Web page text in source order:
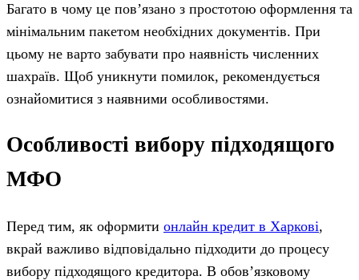
Багато в чому це пов’язано з простотою оформлення та
мінімальним пакетом необхідних документів. При
цьому не варто забувати про наявність численних
шахраїв. Щоб уникнути помилок, рекомендується
ознайомитися з наявними особливостями.
Особливості вибору підходящого
МФО
Перед тим, як оформити онлайн кредит в Харкові,
вкрай важливо відповідально підходити до процесу
вибору підходящого кредитора. В обов’язковому